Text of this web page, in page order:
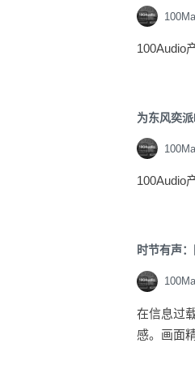
100Audio
为东风奕
100Audio
时节有声
在信息过
感。画面